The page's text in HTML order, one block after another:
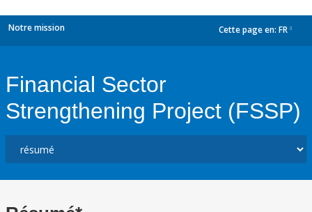
Notre mission Cette page en: FR
Financial Sector
Strengthening Project (FSSP)